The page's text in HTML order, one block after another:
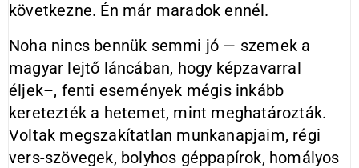
következne. Én már maradok ennél.
Noha nincs bennük semmi jó — szemek a
magyar lejtő láncában, hogy képzavarral
éljek–, fenti események mégis inkább
keretezték a hetemet, mint meghatározták.
Voltak megszakítatlan munkanapjaim, régi
vers-szövegek, bolyhos géppapírok, homályos